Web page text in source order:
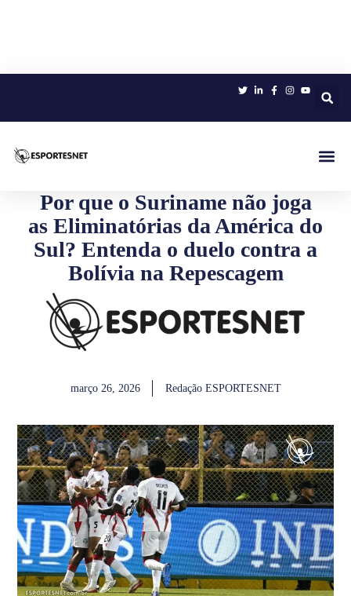
Por que o Suriname não joga
as Eliminatórias da América do
Sul? Entenda o duelo contra a
Bolívia na Repescagem
março 26, 2026 Redação ESPORTESNET